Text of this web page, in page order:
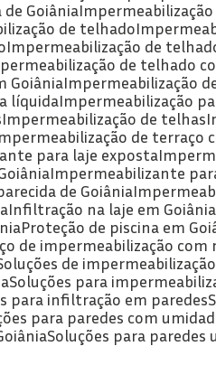
Goiânia
de telhado
Impermeabilização de
de telhado
Goiânia Impermeabilização
líquida Impermeabilização
Impermeabilização de telhas
Impermeabilização de terraço
para laje exposta
Impermeabilizante
de Goiânia
Infiltração na laje em Goiânia
Proteção de piscina em
de impermeabilização
Soluções de impermeabilização
Soluções para
para infiltração em paredes
para paredes com
Soluções para paredes